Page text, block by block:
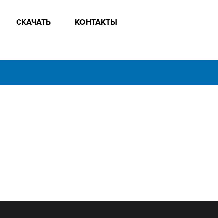
СКАЧАТЬ КОНТАКТЫ